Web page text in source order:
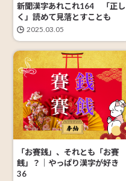
新聞漢字あれこれ164 「正し
く」読めて見落とすことも
2025.03.05
「お賽銭」、それとも「お賽
䬻」？｜やっぱり漢字が好き
36